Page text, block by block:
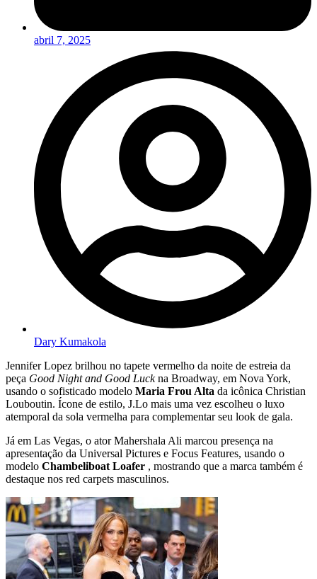
abril 7, 2025
Dary Kumakola
Jennifer Lopez brilhou no tapete vermelho da noite de estreia da
peça Good Night and Good Luckna Broadway, em Nova York,
usando o sofisticado modelo Maria Frou Alta da icônica Christian
Louboutin. Ícone de estilo, J.Lo mais uma vez escolheu o luxo
atemporal da sola vermelha para complementar seu look de gala.
Já em Las Vegas, o ator Mahershala Ali marcou presença na
apresentação da Universal Pictures e Focus Features, usando o
modelo Chambeliboat Loafer , mostrando que a marca também é
destaque nos red carpets masculinos.